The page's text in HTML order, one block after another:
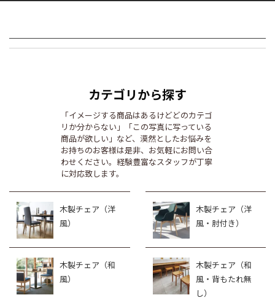
カテゴリから探す
「イメージする商品はあるけどどのカテゴ
リか分からない」「この写真に写っている
商品が欲しい」など、漠然としたお悩みを
お持ちのお客様は是非、お気軽にお問い合
わせください。経験豊富なスタッフが丁寧
に対応致します。
木製チェア（洋
風）
木製チェア（洋
風・肘付き）
木製チェア（和
風）
木製チェア（和
風・背もたれ無
し）